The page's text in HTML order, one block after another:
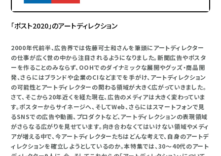
「ポスト2020」のアートディレクション
2000年代前半、広告界では佐藤可士和さんを筆頭にアートディレクター
の仕事が広く世の中から注目されるようになりました。新聞広告やポスタ
ーを作ることのみならず、OOHでのダイナミックな展開やグッズ・商品開
発、さらにはブランドや企業のCIなどまでを手がけ、アートディレクション
の可能性とアートディレクターの関わる領域が大きく広がっていきました。
さて、そこから20年近くを経た現在、広告のメディアは大きく変わっていま
す。ポスターからサイネージへ、そしてWeb、さらにはスマートフォンで見
るSNSでの広告や動画、プロダクトなど、アートディレクションの表現領域
がさらなる広がりを見せています。向き合わなくてはいけない領域やメディ
アが増える中で、今アートディレクターたちはどんな考えで、自身のアートデ
ィレクションを確立しようとしているのか。本特集では、30～40代のアート